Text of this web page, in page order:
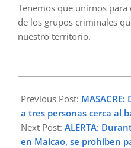
Tenemos que unirnos
de los grupos criminales
nuestro territorio.
01-
29
Previous Post:
a tres personas cerca al
Next Post: ALERTA:
en Maicao, se prohíben